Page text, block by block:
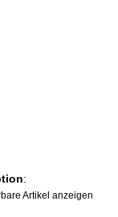
:
Artikel anzeigen